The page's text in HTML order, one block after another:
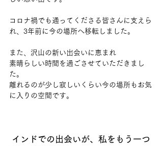
コロナ禍でも通ってくださる皆さんに支えら
れ、3年前に今の場所へ移転しました。
また、沢山の新い出会いに恵まれ
素晴らしい時間を過ごさせていただきまし
た。
離れるのが少し寂しいくらい今の場所もお気
に入りの空間です。